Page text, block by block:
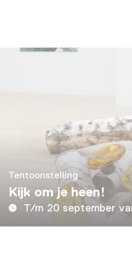
Tentoonstelling
Kijk om je heen!
T/m 20 september